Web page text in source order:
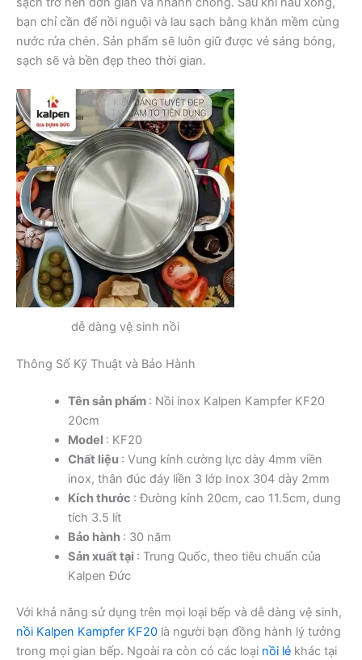
bạn chỉ cần để nồi nguội và lau sạch bằng khăn mềm cùng
nước rửa chén. Sản phẩm sẽ luôn giữ được vẻ sáng bóng,
sạch sẽ và bền đẹp theo thời gian.
dễ dàng vệ sinh nồi
Thông Số Kỹ Thuật và Bảo Hành
Tên sản phẩm : Nồi inox Kalpen Kampfer KF20
20cm
Model : KF20
Chất liệu : Vung kính cường lực dày 4mm viền
inox, thân đúc đáy liền 3 lớp Inox 304 dày 2mm
Kích thước : Đường kính 20cm, cao 11.5cm, dung
tích 3.5 lít
Bảo hành : 30 năm
Sản xuất tại : Trung Quốc, theo tiêu chuẩn của
Kalpen Đức
Với khả năng sử dụng trên mọi loại bếp và dễ dàng vệ sinh,
nồi Kalpen Kampfer KF20 là người bạn đồng hành lý tưởng
trong mọi gian bếp. Ngoài ra còn có các loại nồi lẻ khác tại